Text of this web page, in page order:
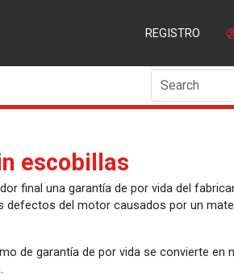
REGISTRO
Search
escobillas
final una garantía de por vida del
defectos del motor causados por un
de garantía de por vida se convierte en